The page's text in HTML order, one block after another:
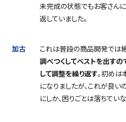
未完成の状態でもお客さん
返していました。
加古 これは普段の商品開発では
調べつくしてベストを出す
して調整を繰り返す。初めは
になりましたが、これが良い
にしか、困りごとは落ちてい